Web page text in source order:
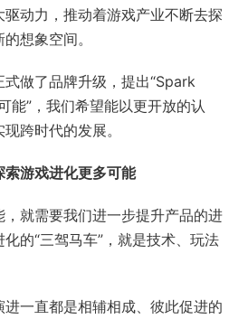
动力，推动着游戏产业不断去探
想象空间。
做了品牌升级，提出“Spark
能”，我们希望能以更开放的认
跨时代的发展。
游戏进化更多可能
就需要我们进一步提升产品的进
的“三驾马车”，就是技术、玩法
一直都是相辅相成、彼此促进的